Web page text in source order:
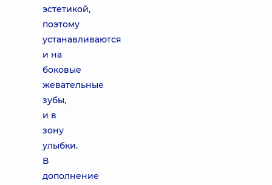
эстетикой,
поэтому
устанавливаются
и на
боковые
жевательные
зубы,
и в
зону
улыбки.
В
дополнение